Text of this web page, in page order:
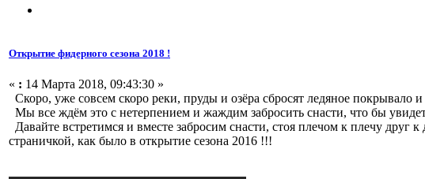
Открытие фидерного сезона 2018 !
« : 14 Марта 2018, 09:43:30 »
Скоро, уже совсем скоро реки, пруды и озёра сбросят ледяное покрывало
Мы все ждём это с нетерпением и жаждим забросить снасти, что бы
Давайте встретимся и вместе забросим снасти, стоя плечом к плечу друг
страничкой, как было в открытие сезона 2016 !!!